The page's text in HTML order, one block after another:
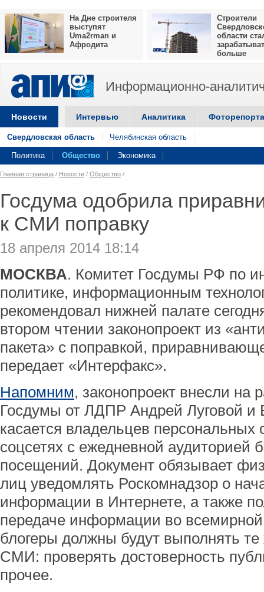
На Дне строителя
выступят
Uma2rman и
Афродита
Строители
области
больше
Информационно-
Новости Интервью Аналитика
Свердловская область Челябинская область
Политика Общество Экономика
Главная страница / Новости / Общество /
Госдума одобрила
к СМИ поправку
18 апреля 2014 18:14
МОСКВА. Комитет Госдумы РФ по
политике, информационным
рекомендовал нижней палате
втором чтении законопроект из
пакета» с поправкой,
передает «Интерфакс».
Напомним, законопроект внесли на
Госдумы от ЛДПР Андрей Луговой и
касается владельцев персональных
соцсетях с ежедневной аудиторией
посещений. Документ обязывает
лиц уведомлять Роскомнадзор о
информации в Интернете, а также
передаче информации во всемирной
блогеры должны будут выполнять
СМИ: проверять достоверность
прочее.